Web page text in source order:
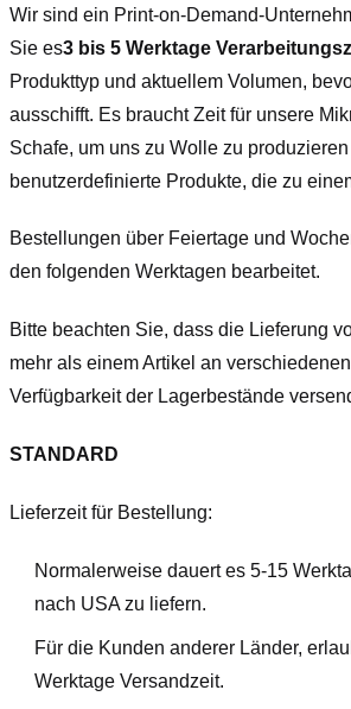
Wir sind ein Print-on-Demand-
Sie es3 bis 5 Werktage
Produkttyp und aktuellem Volumen,
ausschifft. Es braucht Zeit für unsere
Schafe, um uns zu Wolle zu
benutzerdefinierte Produkte, die zu
Bestellungen über Feiertage und
den folgenden Werktagen bearbeitet.
Bitte beachten Sie, dass die Lieferung
mehr als einem Artikel an
Verfügbarkeit der Lagerbestände
STANDARD
Lieferzeit für Bestellung:
Normalerweise dauert es 5-15
nach USA zu liefern.
Für die Kunden anderer Länder,
Werktage Versandzeit.